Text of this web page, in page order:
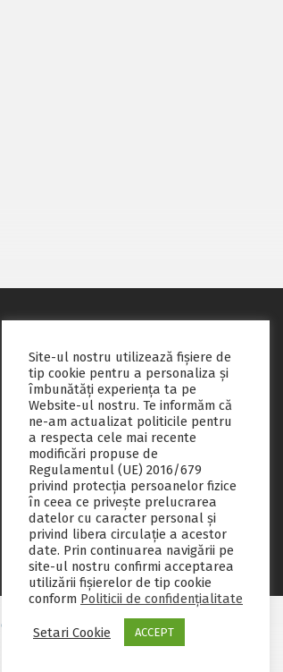
Consiliul local Servicii publice
Monitorul oficial local
Site-ul nostru utilizează fişiere de
tip cookie pentru a personaliza și
îmbunătăți experiența ta pe
Website-ul nostru. Te informăm că
ne-am actualizat politicile pentru
a respecta cele mai recente
modificări propuse de
Regulamentul (UE) 2016/679
privind protecția persoanelor fizice
în ceea ce privește prelucrarea
datelor cu caracter personal și
privind libera circulație a acestor
date. Prin continuarea navigării pe
site-ul nostru confirmi acceptarea
utilizării fişierelor de tip cookie
conform Politicii de confidențialitate
Setari Cookie ACCEPT